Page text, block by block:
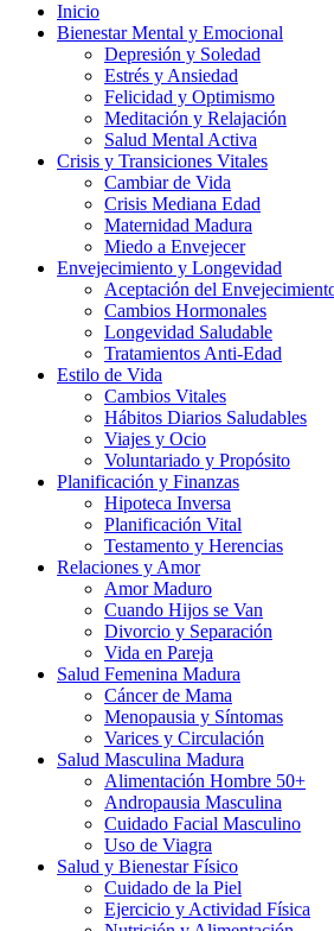
Inicio
Bienestar Mental y Emocional
Depresión y Soledad
Estrés y Ansiedad
Felicidad y Optimismo
Meditación y Relajación
Salud Mental Activa
Crisis y Transiciones Vitales
Cambiar de Vida
Crisis Mediana Edad
Maternidad Madura
Miedo a Envejecer
Envejecimiento y Longevidad
Aceptación del
Cambios Hormonales
Longevidad Saludable
Tratamientos Anti-Edad
Estilo de Vida
Cambios Vitales
Hábitos Diarios Saludables
Viajes y Ocio
Voluntariado y Propósito
Planificación y Finanzas
Hipoteca Inversa
Planificación Vital
Testamento y Herencias
Relaciones y Amor
Amor Maduro
Cuando Hijos se Van
Divorcio y Separación
Vida en Pareja
Salud Femenina Madura
Cáncer de Mama
Menopausia y Síntomas
Varices y Circulación
Salud Masculina Madura
Alimentación Hombre 50+
Andropausia Masculina
Cuidado Facial Masculino
Uso de Viagra
Salud y Bienestar Físico
Cuidado de la Piel
Ejercicio y Actividad Física